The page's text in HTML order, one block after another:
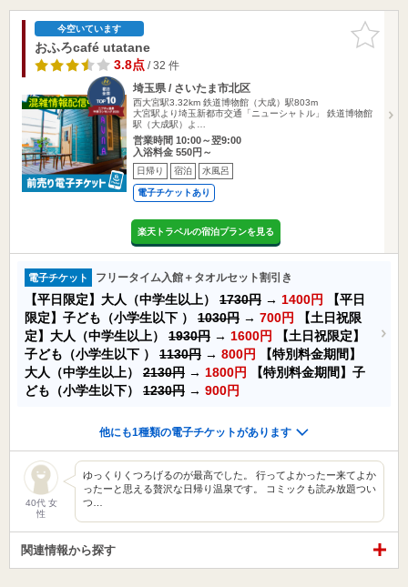
お気に入
りに追加
今空いています
おふろcafé utatane
3.8点/ 32 件
埼玉県 / さいたま市北区
西大宮駅3.32km 鉄道博物館（大成）駅803m
大宮駅より埼玉新都市交通「ニューシャトル」 鉄道博物館
駅（大成駅）よ…
営業時間 10:00～翌9:00
入浴料金 550円～
日帰り 宿泊 水風呂
電子チケットあり
楽天トラベルの宿泊プランを見る
電子チケット フリータイム入館＋タオルセット割引き
【平日限定】大人（中学生以上） 1730円 → 1400円
【平日
限定】子ども（小学生以下 ） 1030円 → 700円
【土日祝限
定】大人（中学生以上） 1930円 → 1600円
【土日祝限定】
子ども（小学生以下 ） 1130円 → 800円
【特別料金期間】
大人（中学生以上） 2130円 → 1800円
【特別料金期間】子
ども（小学生以下） 1230円 → 900円
他にも1種類の電子チケットがあります
40代 女
性
ゆっくりくつろげるのが最高でした。 行ってよかったー来てよか
ったーと思える贅沢な日帰り温泉です。 コミックも読み放題つい
つ…
関連情報から探す